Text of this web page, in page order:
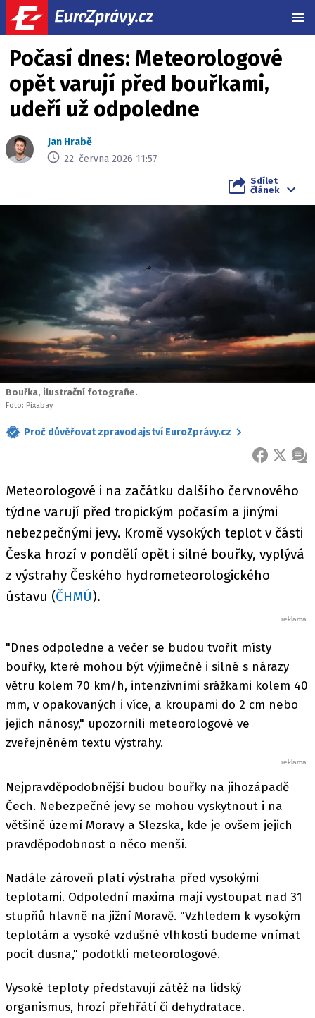
Počasí dnes: Meteorologové
opět varují před bouřkami,
udeří už odpoledne
Jan Hrabě
22. června 2026 11:57
Sdílet
článek
Bouřka, ilustrační fotografie.
Foto: Pixabay
Proč důvěřovat zpravodajství EuroZprávy.cz
FACEBOOK
X
Meteorologové i na začátku dalšího červnového
týdne varují před tropickým počasím a jinými
nebezpečnými jevy. Kromě vysokých teplot v části
Česka hrozí v pondělí opět i silné bouřky, vyplývá
z výstrahy Českého hydrometeorologického
ústavu (ČHMÚ).
"Dnes odpoledne a večer se budou tvořit místy
bouřky, které mohou být výjimečně i silné s nárazy
větru kolem 70 km/h, intenzivními srážkami kolem 40
mm, v opakovaných i více, a kroupami do 2 cm nebo
jejich nánosy," upozornili meteorologové ve
zveřejněném textu výstrahy.
Nejpravděpodobnější budou bouřky na jihozápadě
Čech. Nebezpečné jevy se mohou vyskytnout i na
většině území Moravy a Slezska, kde je ovšem jejich
pravděpodobnost o něco menší.
Nadále zároveň platí výstraha před vysokými
teplotami. Odpolední maxima mají vystoupat nad 31
stupňů hlavně na jižní Moravě. "Vzhledem k vysokým
teplotám a vysoké vzdušné vlhkosti budeme vnímat
pocit dusna," podotkli meteorologové.
Vysoké teploty představují zátěž na lidský
organismus, hrozí přehřátí či dehydratace.